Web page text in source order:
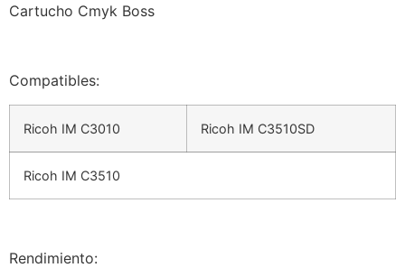
Cartucho Cmyk Boss
Compatibles:
Ricoh IM C3010 Ricoh IM C3510SD
Ricoh IM C3510
Rendimiento: